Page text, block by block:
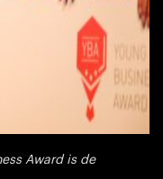
Award is de